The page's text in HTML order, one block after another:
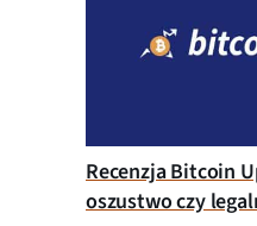
Recenzja Bitcoin
oszustwo czy